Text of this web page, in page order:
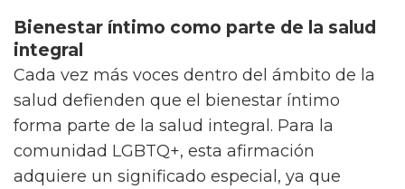
Bienestar íntimo como parte de la salud
integral
Cada vez más voces dentro del ámbito de la
salud defienden que el bienestar íntimo
forma parte de la salud integral. Para la
comunidad LGBTQ+, esta afirmación
adquiere un significado especial, ya que